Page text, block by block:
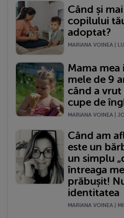
Când și
copilului
adoptat?
MARIANA VOINEA |
Mama mea
mele de 9
când a vrut
cupe de
MARIANA VOINEA |
Când am
este un
un simplu
întreaga
prăbușit!
identitatea
MARIANA VOINEA |